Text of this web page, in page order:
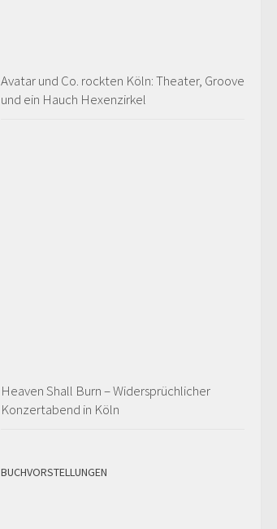
Avatar und Co. rockten Köln: Theater, Groove
und ein Hauch Hexenzirkel
Heaven Shall Burn – Widersprüchlicher
Konzertabend in Köln
BUCHVORSTELLUNGEN